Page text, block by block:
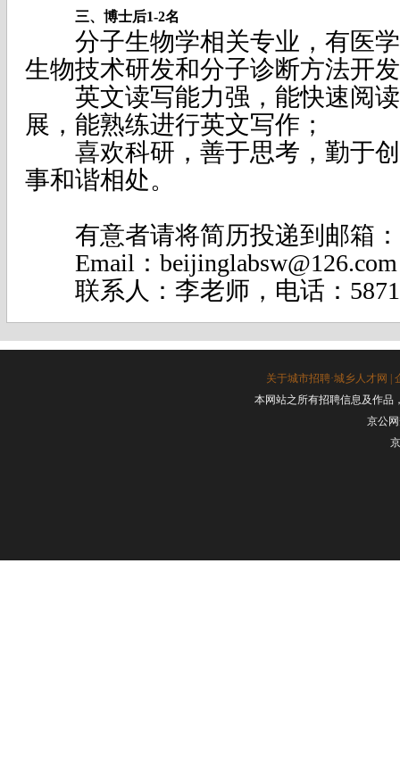
三、博士后1-2名
分子生物学相关专业，有医学
生物技术研发和分子诊断方法开
英文读写能力强，能快速阅读
展，能熟练进行英文写作；
喜欢科研，善于思考，勤于创
事和谐相处。
有意者请将简历投递到邮箱：
Email：beijinglabsw@126.com
联系人：李老师，电话：
关于城市招聘·城乡人才网
本网站之所有招聘信息及作品
京公网